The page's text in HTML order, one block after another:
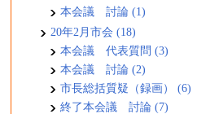
本会議 討論 (1)
20年2月市会 (18)
本会議 代表質問 (3)
本会議 討論 (2)
市長総括質疑（録画） (6)
終了本会議 討論 (7)